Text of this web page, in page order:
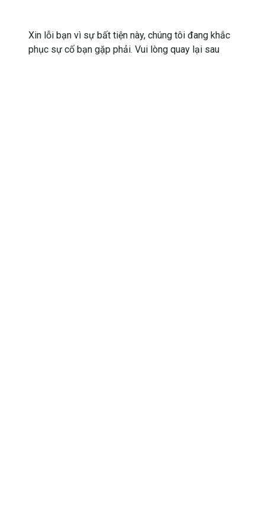
Xin lỗi bạn vì sự bất tiện này, chúng tôi đang khắc
phục sự cố bạn gặp phải. Vui lòng quay lại sau